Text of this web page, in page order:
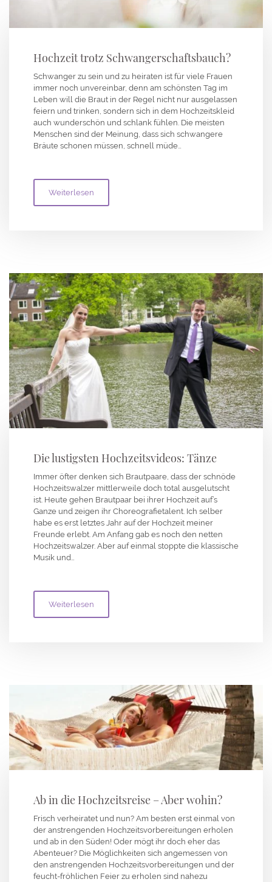
Hochzeit trotz Schwangerschaftsbauch?
Schwanger zu sein und zu heiraten ist für viele Frauen
immer noch unvereinbar, denn am schönsten Tag im
Leben will die Braut in der Regel nicht nur ausgelassen
feiern und trinken, sondern sich in dem Hochzeitskleid
auch wunderschön und schlank fühlen. Die meisten
Menschen sind der Meinung, dass sich schwangere
Bräute schonen müssen, schnell müde…
Weiterlesen
Die lustigsten Hochzeitsvideos: Tänze
Immer öfter denken sich Brautpaare, dass der schnöde
Hochzeitswalzer mittlerweile doch total ausgelutscht
ist. Heute gehen Brautpaar bei ihrer Hochzeit auf’s
Ganze und zeigen ihr Choreografietalent. Ich selber
habe es erst letztes Jahr auf der Hochzeit meiner
Freunde erlebt. Am Anfang gab es noch den netten
Hochzeitswalzer. Aber auf einmal stoppte die klassische
Musik und…
Weiterlesen
Ab in die Hochzeitsreise – Aber wohin?
Frisch verheiratet und nun? Am besten erst einmal von
der anstrengenden Hochzeitsvorbereitungen erholen
und ab in den Süden! Oder mögt ihr doch eher das
Abenteuer? Die Möglichkeiten sich angemessen von
den anstrengenden Hochzeitsvorbereitungen und der
feucht-fröhlichen Feier zu erholen sind nahezu